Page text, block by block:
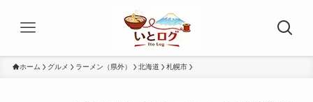
ホーム グルメ ラーメン（県外） 北海道 札幌市